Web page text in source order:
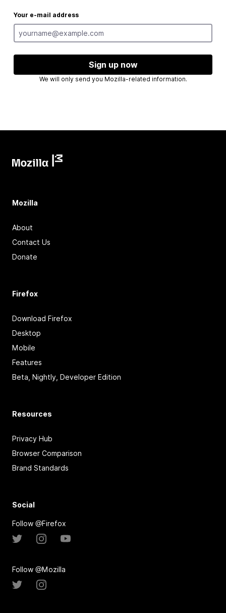
Your e-mail address
Sign up now
We will only send you Mozilla-related information.
Mozilla
About
Contact Us
Donate
Firefox
Download Firefox
Desktop
Mobile
Features
Beta, Nightly, Developer Edition
Resources
Privacy Hub
Browser Comparison
Brand Standards
Social
Follow @Firefox
Follow @Mozilla